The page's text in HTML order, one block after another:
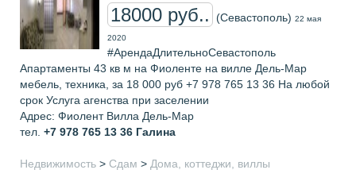
18000 руб.. (Севастополь) 22 мая
2020
#АрендаДлительноСевастополь
Апартаменты 43 кв м на Фиоленте на вилле Дель-Мар
мебель, техника, за 18 000 руб +7 978 765 13 36 На любой
срок Услуга агенства при заселении
Адрес: Фиолент Вилла Дель-Мар
тел. +7 978 765 13 36 Галина
Недвижимость > Сдам > Дома, коттеджи, виллы